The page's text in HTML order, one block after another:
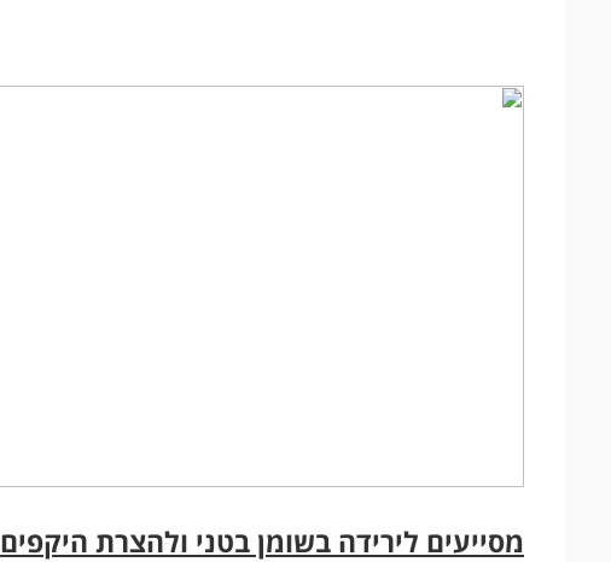
מסייעים לירידה בשומן בטני ולהצרת היקפים